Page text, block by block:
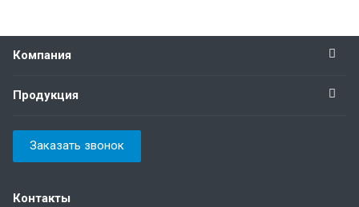
Компания
Продукция
Заказать звонок
Контакты